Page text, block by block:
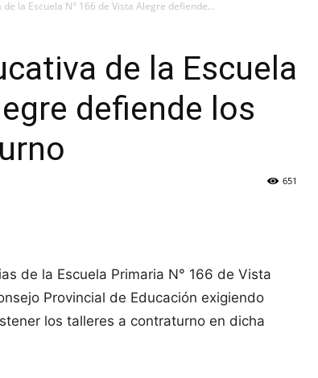
la Escuela N° 166 de Vista Alegre defiende...
de la Escuela
defiende los
651
de la Escuela Primaria N° 166 de Vista
Provincial de Educación exigiendo
los talleres a contraturno en dicha